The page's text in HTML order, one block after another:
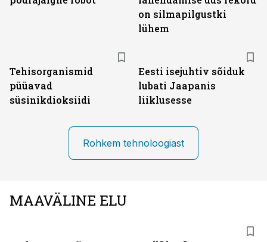
on silmapilgustki
lühem
Tehisorganismid
püüavad
süsinikdioksiidi
Eesti isejuhtiv sõiduk
lubati Jaapanis
liiklusesse
Rohkem tehnoloogiast
MAAVÄLINE ELU